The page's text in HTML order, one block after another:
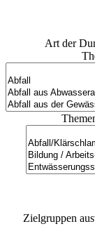
Art der
Zielgruppen